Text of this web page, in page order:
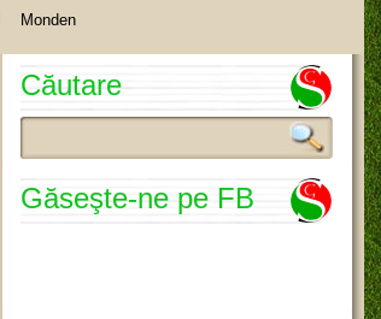
Monden
Căutare
Găseşte-ne pe FB